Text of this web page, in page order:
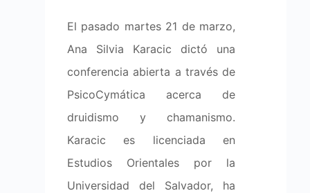
El pasado martes 21 de marzo,
Ana Silvia Karacic dictó una
conferencia abierta a través de
PsicoCymática acerca de
druidismo y chamanismo.
Karacic es licenciada en
Estudios Orientales por la
Universidad del Salvador, ha